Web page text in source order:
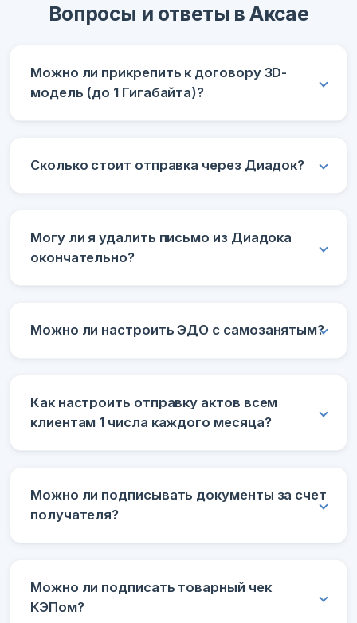
Вопросы и ответы в Аксае
Можно ли прикрепить к договору 3D-
модель (до 1 Гигабайта)?
Сколько стоит отправка через Диадок?
Могу ли я удалить письмо из Диадока
окончательно?
Можно ли настроить ЭДО с самозанятым?
Как настроить отправку актов всем
клиентам 1 числа каждого месяца?
Можно ли подписывать документы за счет
получателя?
Можно ли подписать товарный чек
КЭПом?